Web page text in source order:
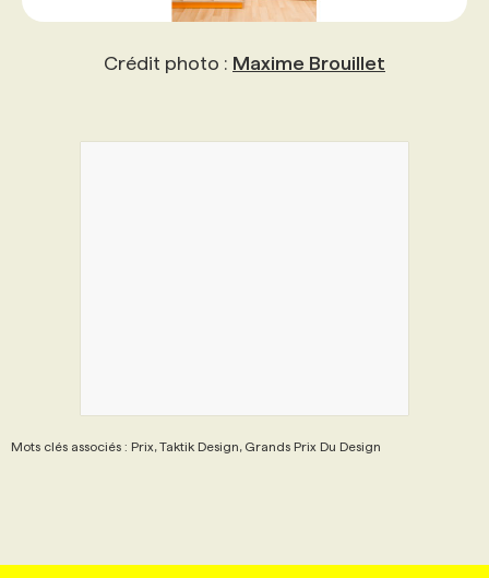
Crédit photo : Maxime Brouillet
Mots clés associés : Prix, Taktik Design, Grands Prix Du Design